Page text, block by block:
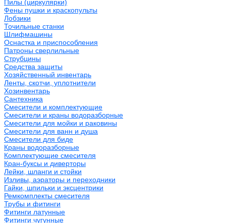
Пилы (циркулярки)
Фены пушки и краскопульты
Лобзики
Точильные станки
Шлифмашины
Оснастка и приспособления
Патроны сверлильные
Струбцины
Средства защиты
Хозяйственный инвентарь
Ленты, скотчи, уплотнители
Хозинвентарь
Сантехника
Смесители и комплектующие
Смесители и краны водоразборные
Смесители для мойки и раковины
Смесители для ванн и душа
Смесители для биде
Краны водоразборные
Комплектующие смесителя
Кран-буксы и диверторы
Лейки, шланги и стойки
Изливы, аэраторы и переходники
Гайки, шпильки и эксцентрики
Ремкомплекты смесителя
Трубы и фитинги
Фитинги латунные
Фитинги чугунные